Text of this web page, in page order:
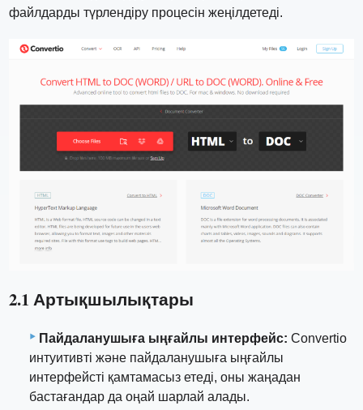
файлдарды түрлендіру процесін жеңілдетеді.
2.1 Артықшылықтары
Пайдаланушыға ыңғайлы интерфейс: Convertio
интуитивті және пайдаланушыға ыңғайлы
интерфейсті қамтамасыз етеді, оны жаңадан
бастағандар да оңай шарлай алады.